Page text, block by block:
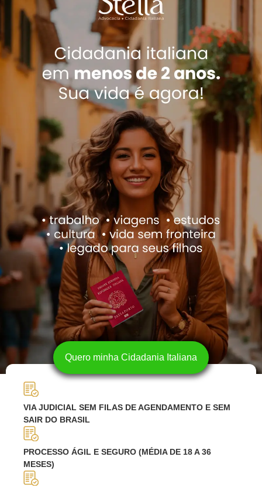
Quero minha Cidadania Italiana
VIA JUDICIAL SEM FILAS DE AGENDAMENTO E SEM
SAIR DO BRASIL
PROCESSO ÁGIL E SEGURO (MÉDIA DE 18 A 36
MESES)